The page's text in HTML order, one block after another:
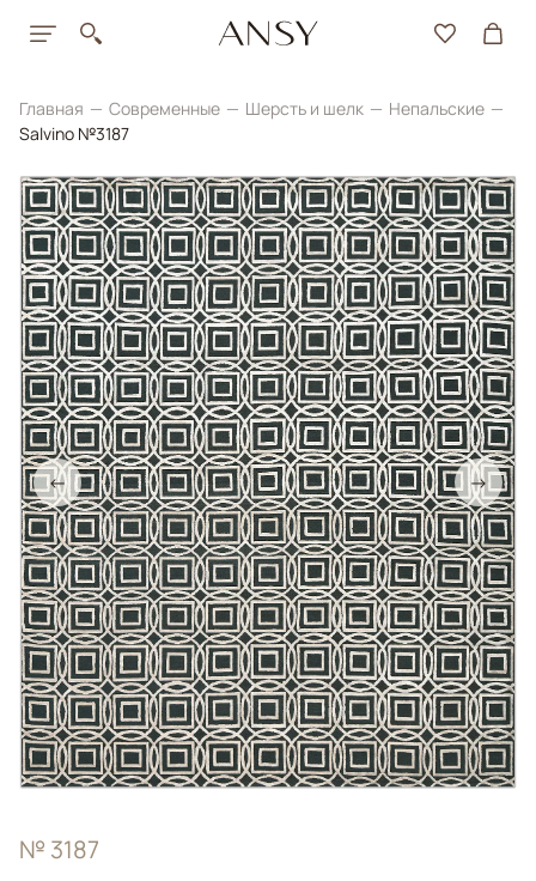
Главная Современные Шерсть и шелк
Непальские
Salvino №3187
← →
№ 3187